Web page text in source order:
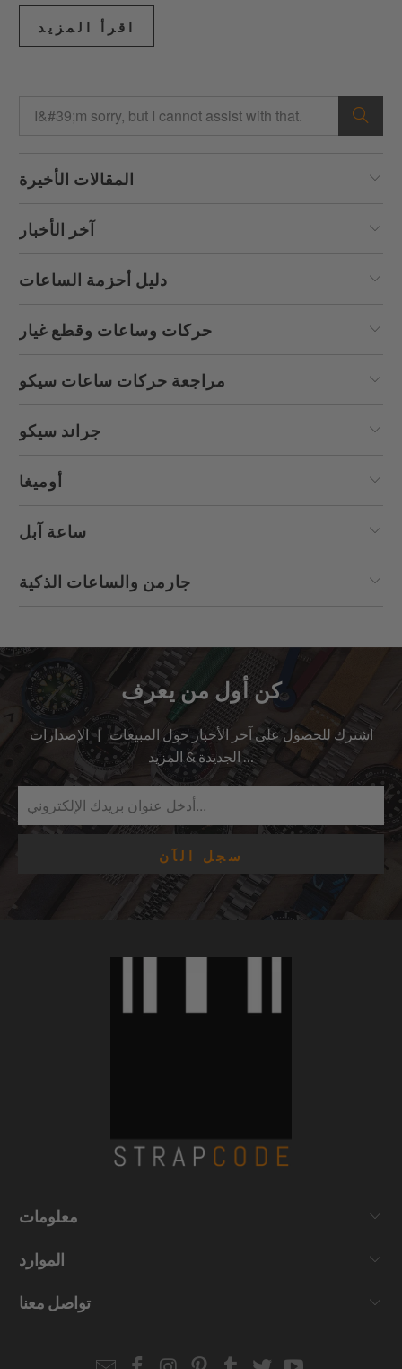
اقرأ المزيد
المقالات الأخيرة
آخر الأخبار
دليل أحزمة الساعات
حركات وساعات وقطع غيار
مراجعة حركات ساعات سيكو
جراند سيكو
أوميغا
ساعة آبل
جارمن والساعات الذكية
كن أول من يعرف
اشترك للحصول على آخر الأخبار حول المبيعات | الإصدارات
الجديدة & المزيد …
معلومات
الموارد
تواصل معنا